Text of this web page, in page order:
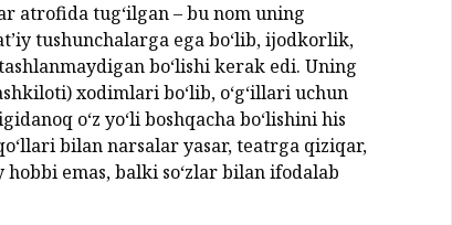
atrofida tug‘ilgan – bu nom uning
tushunchalarga ega bo‘lib, ijodkorlik,
bo‘lishi kerak edi. Uning
xodimlari bo‘lib, o‘g‘illari uchun
o‘z yo‘li boshqacha bo‘lishini his
bilan narsalar yasar, teatrga qiziqar,
emas, balki so‘zlar bilan ifodalab